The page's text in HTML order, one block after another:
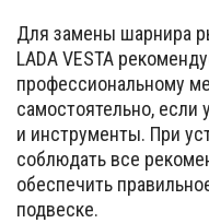
Для замены шарнира
LADA VESTA
профессиональному
самостоятельно, если
и инструменты. При
соблюдать все
обеспечить
подвеске.